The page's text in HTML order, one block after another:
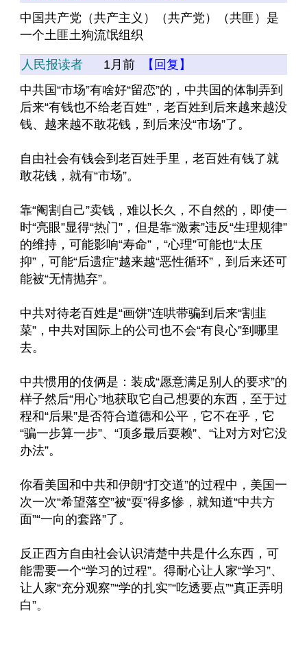
中国共产党（共产主义）（共产党）（共匪）是
一个土匪土狗流氓组织
人民报读者 1月前
【回复】
中共国“市场”有啥好“留恋”的，中共国的体制弄到
后来“有钱也不给老百姓”，老百姓到后来越来越没
钱、越来越不敢花钱，到后来没“市场”了。
自由社会有钱会到老百姓手里，老百姓有钱了就
敢花钱，就有“市场”。
靠“阉割自己”卖钱，难以长久，不自然的，即使一
时“亮眼”显得“热门”，但是靠“激素”违反“生理规律”
的维持，可能影响“寿命”，“心理”可能也“太压
抑”，可能“后遗症”越来越“恶性循环”，到后来还可
能被“无情抛弃”。
中共对待老百姓是“画饼”连哄带骗到后来“割韭
菜”，中共对国际上的公司也不会“有良心”到哪里
去。
中共惯用的伎俩是：装成“愿意满足别人的要求”的
样子然后“用心”地获取它自己想要的东西，至于过
程和“后果”是否符合道德和公平，它不在乎，它
“骗一步算一步”、“顶多最后耍赖”、“让对方对它没
办法”。
你看美国和中共和伊朗“打交道”的过程中，美国一
次一次“希望落空”被“耍”得多惨，就知道“中共方
面”“一向的套路”了。
反正西方自由社会认识清楚中共是什么东西，可
能需要一个“学习的过程”。得耐心让人家“学习”、
让人家“充分观察”“学的扎实”“吃透要点”“真正弄明
白”。